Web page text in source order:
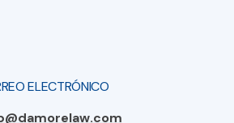
ELECTRÓNICO